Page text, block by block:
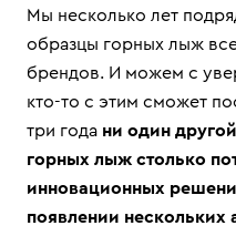
Мы несколько лет
образцы горных лыж
брендов. И можем с
кто-то с этим сможет
три года ни один
горных лыж столько
инновационных
появлении нескольких